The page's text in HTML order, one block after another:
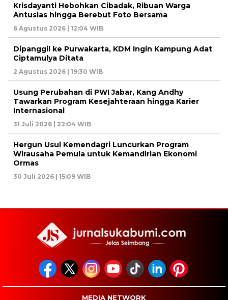
Krisdayanti Hebohkan Cibadak, Ribuan Warga
Antusias hingga Berebut Foto Bersama
6 Agustus 2026 | 12:04 WIB
Dipanggil ke Purwakarta, KDM Ingin Kampung Adat
Ciptamulya Ditata
2 Agustus 2026 | 19:30 WIB
Usung Perubahan di PWI Jabar, Kang Andhy
Tawarkan Program Kesejahteraan hingga Karier
Internasional
31 Juli 2026 | 22:04 WIB
Hergun Usul Kemendagri Luncurkan Program
Wirausaha Pemula untuk Kemandirian Ekonomi
Ormas
30 Juli 2026 | 15:09 WIB
MEDIA NETWORK